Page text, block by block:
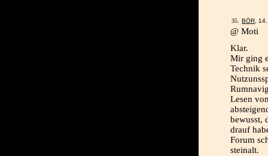
BÖR ,
@ Moti
Klar.
Mir ging
Technik
Lesen
bewusst,
drauf
Forum
steinalt.